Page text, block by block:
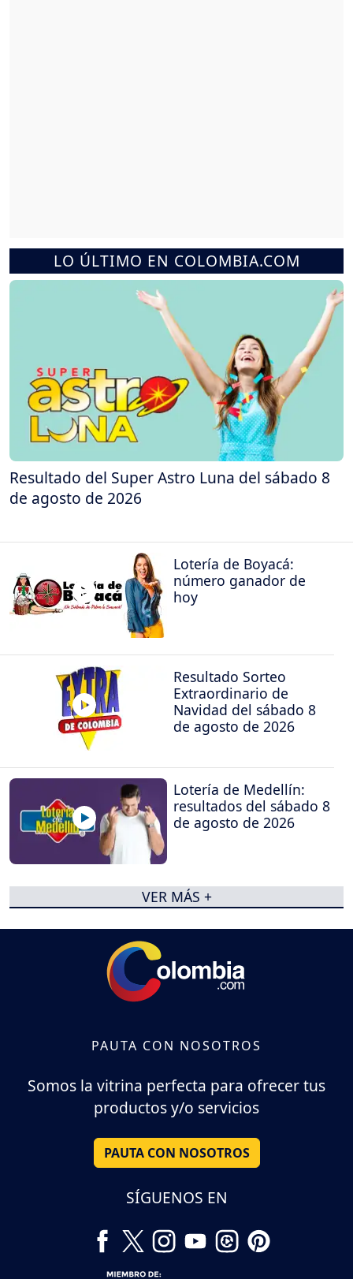
LO ÚLTIMO EN COLOMBIA.COM
Resultado del Super Astro Luna del sábado 8
de agosto de 2026
Lotería de Boyacá:
número ganador de
hoy
Resultado Sorteo
Extraordinario de
Navidad del sábado 8
de agosto de 2026
Lotería de Medellín:
resultados del sábado 8
de agosto de 2026
VER MÁS +
PAUTA CON NOSOTROS
Somos la vitrina perfecta para ofrecer tus
productos y/o servicios
PAUTA CON NOSOTROS
SÍGUENOS EN